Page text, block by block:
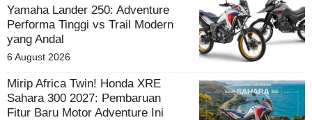
Yamaha Lander 250: Adventure
Performa Tinggi vs Trail Modern
yang Andal
6 August 2026
Mirip Africa Twin! Honda XRE
Sahara 300 2027: Pembaruan
Fitur Baru Motor Adventure Ini